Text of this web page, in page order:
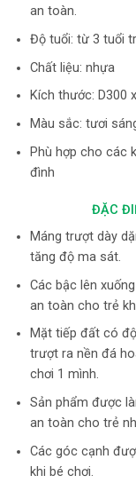
an toàn.
Độ tuổi: từ 3 tuổi
Chất liệu: nhựa
Kích thước: D300
Màu sắc: tươi
Phù hợp cho các
đình
ĐẶC
Máng trượt dày
tăng độ ma sát.
Các bậc lên
an toàn cho trẻ
Mặt tiếp đất có
trượt ra nền đá
chơi 1 mình.
Sản phẩm được
an toàn cho trẻ
Các góc cạnh
khi bé chơi.